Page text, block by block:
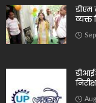
डीएम
व्यक्त